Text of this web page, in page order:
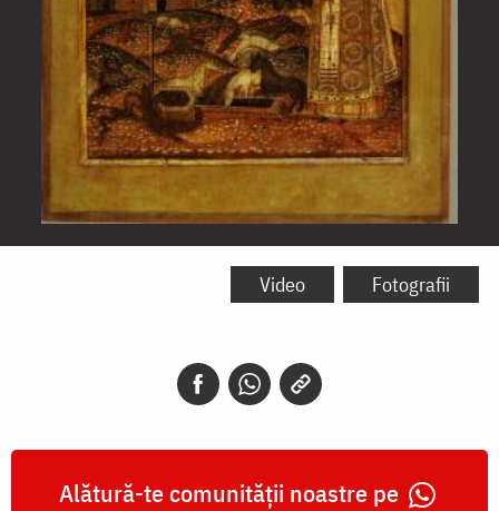
Sfântul
Video Fotografii
Alătură-te comunității noastre pe